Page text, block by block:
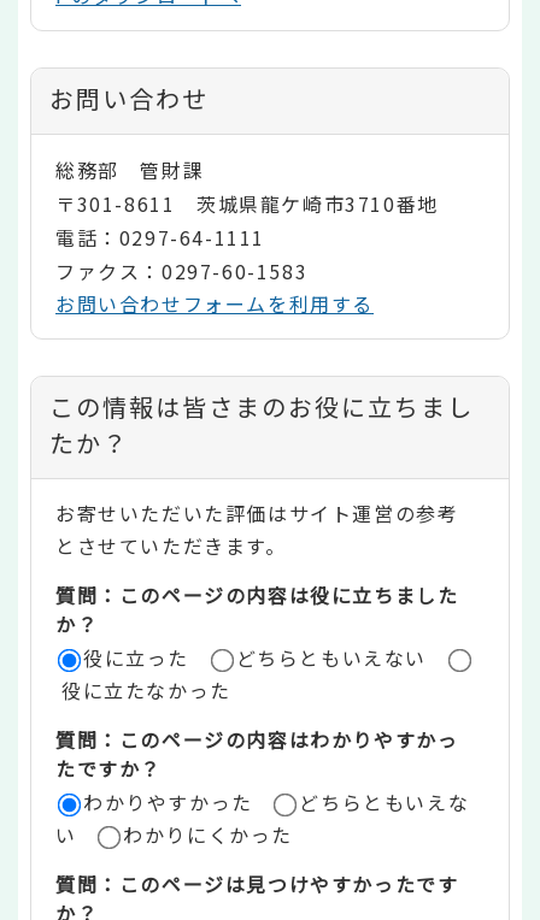
お問い合わせ
総務部 管財課
〒301-8611 茨城県龍ケ崎市3710番地
電話：0297-64-1111
ファクス：0297-60-1583
お問い合わせフォームを利用する
コ
ン
テ
ン
ツ
評
価
リ
ア
この情報は皆さまのお役に立ちまし
たか？
お寄せいただいた評価はサイト運営の参考
とさせていただきます。
質問：このページの内容は役に立ちました
か？
役に立った
どちらともいえない
役に立たなかった
質問：このページの内容はわかりやすかっ
たですか？
わかりやすかった
どちらともいえな
い
わかりにくかった
質問：このページは見つけやすかったです
か？